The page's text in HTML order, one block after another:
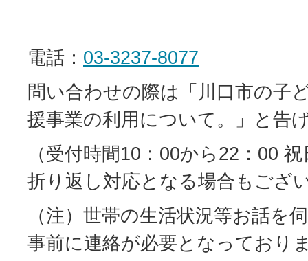
電話： 03-3237-8077
問い合わせの際は「川口市の子
援事業の利用について。」と告
（受付時間10：00から22：00
折り返し対応となる場合もござ
（注）世帯の生活状況等お話を
事前に連絡が必要となっており